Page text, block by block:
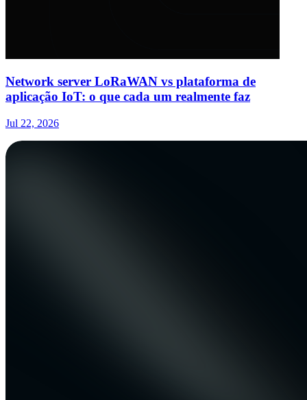
Network server LoRaWAN vs plataforma de
aplicação IoT: o que cada um realmente faz
Jul 22, 2026